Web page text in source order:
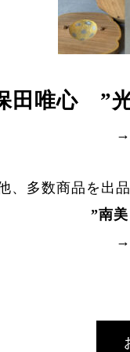
田唯心 ”
→
、多数商品を出
”南
→